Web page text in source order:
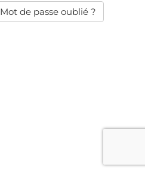
Mot de passe oublié ?